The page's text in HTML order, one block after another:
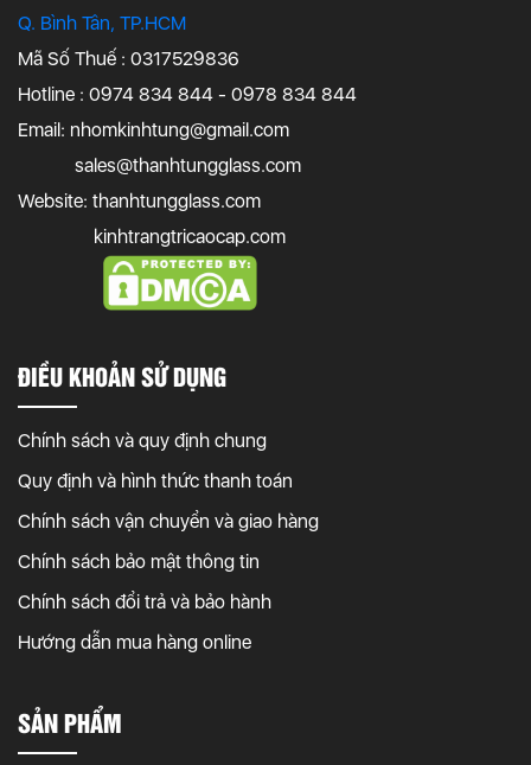
Q. Bình Tân, TP.HCM
Mã Số Thuế : 0317529836
Hotline : 0974 834 844 - 0978 834 844
Email: nhomkinhtung@gmail.com
sales@thanhtungglass.com
Website: thanhtungglass.com
kinhtrangtricaocap.com
ĐIỀU KHOẢN SỬ DỤNG
Chính sách và quy định chung
Quy định và hình thức thanh toán
Chính sách vận chuyển và giao hàng
Chính sách bảo mật thông tin
Chính sách đổi trả và bảo hành
Hướng dẫn mua hàng online
SẢN PHẨM